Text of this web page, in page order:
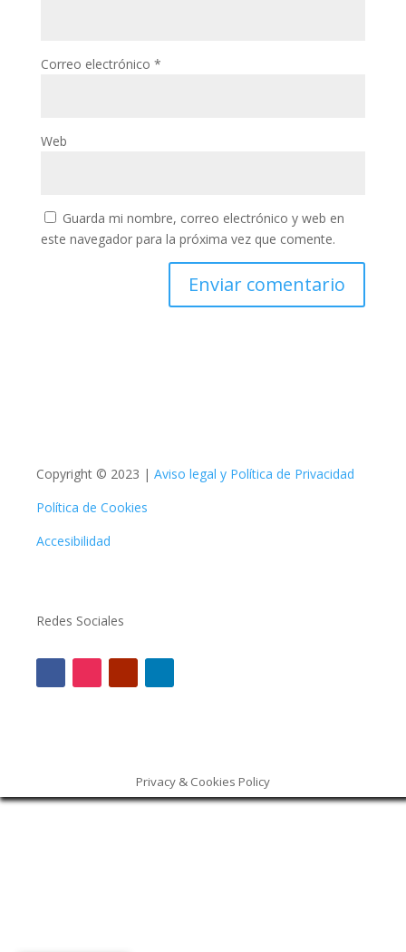
Correo electrónico *
Web
Guarda mi nombre, correo electrónico y web en
este navegador para la próxima vez que comente.
Copyright © 2023 | Aviso legal y Política de Privacidad
Política de Cookies
Accesibilidad
Redes Sociales
Privacy & Cookies Policy